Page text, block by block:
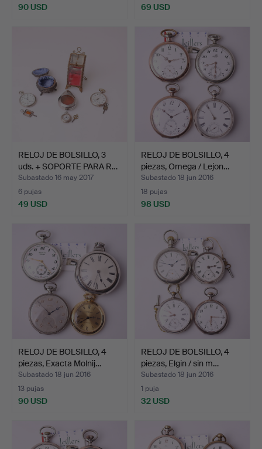
90 USD 69 USD
RELOJ DE BOLSILLO, 3
uds. + SOPORTE PARA R…
Subastado 16 may 2017
6 pujas
49 USD
RELOJ DE BOLSILLO, 4
piezas, Omega / Lejon…
Subastado 18 jun 2016
18 pujas
98 USD
RELOJ DE BOLSILLO, 4
piezas, Exacta Molnij…
Subastado 18 jun 2016
13 pujas
90 USD
RELOJ DE BOLSILLO, 4
piezas, Elgin / sin m…
Subastado 18 jun 2016
1 puja
32 USD